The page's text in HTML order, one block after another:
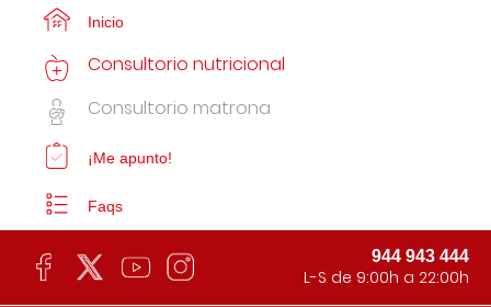
Inicio
Consultorio nutricional
Consultorio matrona
¡Me apunto!
Faqs
944 943 444
L-S de 9:00h a 22:00h